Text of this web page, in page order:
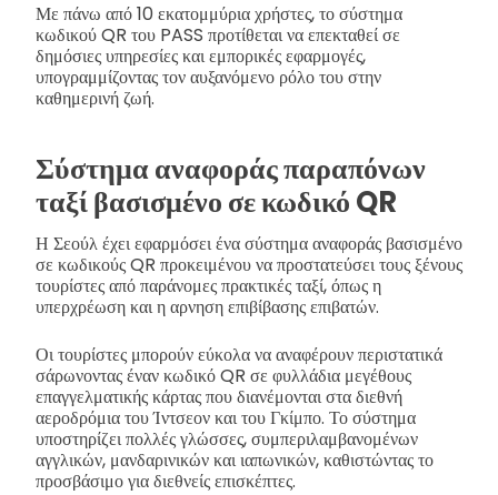
Με πάνω από 10 εκατομμύρια χρήστες, το σύστημα
κωδικού QR του PASS προτίθεται να επεκταθεί σε
δημόσιες υπηρεσίες και εμπορικές εφαρμογές,
υπογραμμίζοντας τον αυξανόμενο ρόλο του στην
καθημερινή ζωή.
Σύστημα αναφοράς παραπόνων
ταξί βασισμένο σε κωδικό QR
Η Σεούλ έχει εφαρμόσει ένα σύστημα αναφοράς βασισμένο
σε κωδικούς QR προκειμένου να προστατεύσει τους ξένους
τουρίστες από παράνομες πρακτικές ταξί, όπως η
υπερχρέωση και η αρνηση επιβίβασης επιβατών.
Οι τουρίστες μπορούν εύκολα να αναφέρουν περιστατικά
σάρωνοντας έναν κωδικό QR σε φυλλάδια μεγέθους
επαγγελματικής κάρτας που διανέμονται στα διεθνή
αεροδρόμια του Ίντσεον και του Γκίμπο. Το σύστημα
υποστηρίζει πολλές γλώσσες, συμπεριλαμβανομένων
αγγλικών, μανδαρινικών και ιαπωνικών, καθιστώντας το
προσβάσιμο για διεθνείς επισκέπτες.